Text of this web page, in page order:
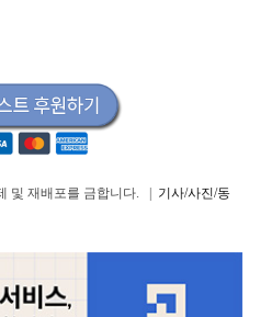
및 재배포를 금합니다. | 기사/사진/동